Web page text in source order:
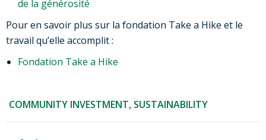
de la générosité
Pour en savoir plus sur la fondation Take a Hike et le
travail qu’elle accomplit :
Fondation Take a Hike
COMMUNITY INVESTMENT, SUSTAINABILITY